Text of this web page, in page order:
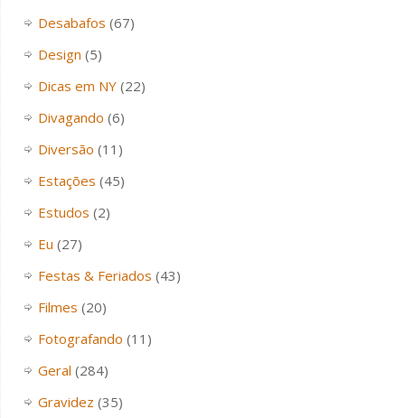
Desabafos (67)
Design (5)
Dicas em NY(22)
Divagando (6)
Diversão (11)
Estações (45)
Estudos (2)
Eu (27)
Festas & Feriados (43)
Filmes (20)
Fotografando (11)
Geral (284)
Gravidez (35)